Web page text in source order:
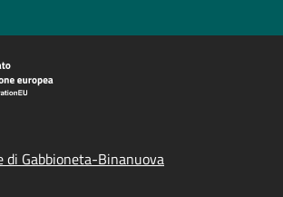
di Gabbioneta-Binanuova